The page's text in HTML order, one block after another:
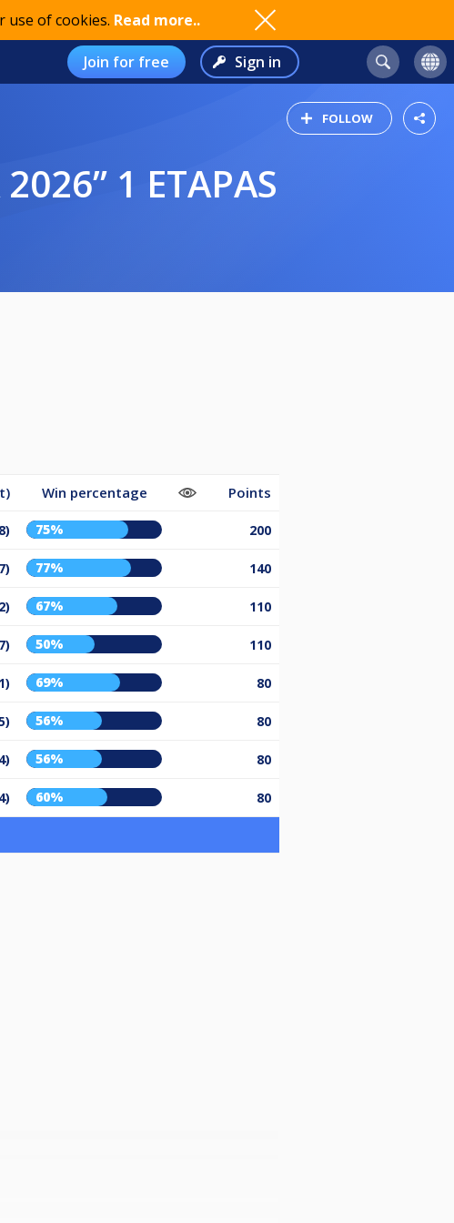
use of cookies. Read more..
Join for free Sign in
FOLLOW
2026” 1 ETAPAS
Win percentage Points
75% 200
77% 140
67% 110
50% 110
69% 80
56% 80
56% 80
60% 80